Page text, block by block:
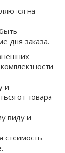
на
дня заказа.
и
от товара
виду и
стоимость